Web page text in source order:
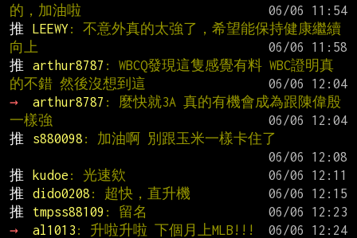
的，加油啦
推
LEEWY : 不意外真的太強了，希望能保持健康繼續
向上
推
arthur8787 : WBCQ發現這隻感覺有料 WBC證明真
的不錯 然後沒想到這
→
arthur8787 : 麼快就3A 真的有機會成為跟陳偉殷
一樣強
推
s880098 : 加油啊 別跟玉米一樣卡住了
推
kudoe : 光速欸
推
dido0208 : 超快，直升機
推
tmpss88109 : 留名
→
al1013 : 升啦升啦 下個月上MLB!!!